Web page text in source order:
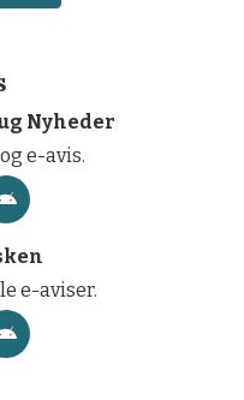
Nyheder
e-avis.
e-aviser.